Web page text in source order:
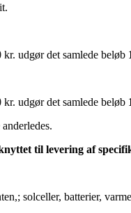
udgør det samlede beløb
udgør det samlede beløb
til levering af
solceller, batterier,